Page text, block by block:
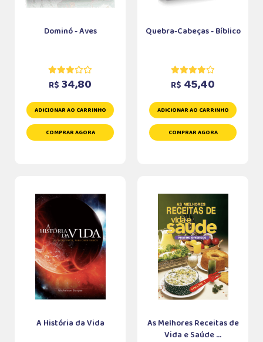
Dominó - Aves
R$ 34,80
ADICIONAR AO CARRINHO
COMPRAR AGORA
Quebra-Cabeças - Bíblico
R$ 45,40
ADICIONAR AO CARRINHO
COMPRAR AGORA
A História da Vida
As Melhores Receitas de
Vida e Saúde ...